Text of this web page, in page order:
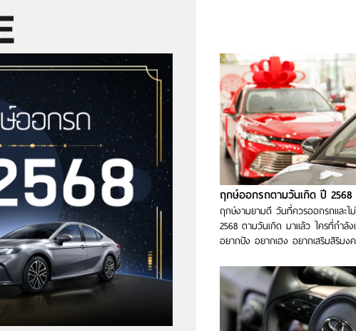
ฤกษ์ออกรถตามวันเกิด ปี 2568
ฤกษ์งามยามดี วันที่ควรออกรถและไ
2568 ตามวันเกิด มาแล้ว ใครที่กำลั
อยากปัง อยากเฮง อยากเสริมสิริมง